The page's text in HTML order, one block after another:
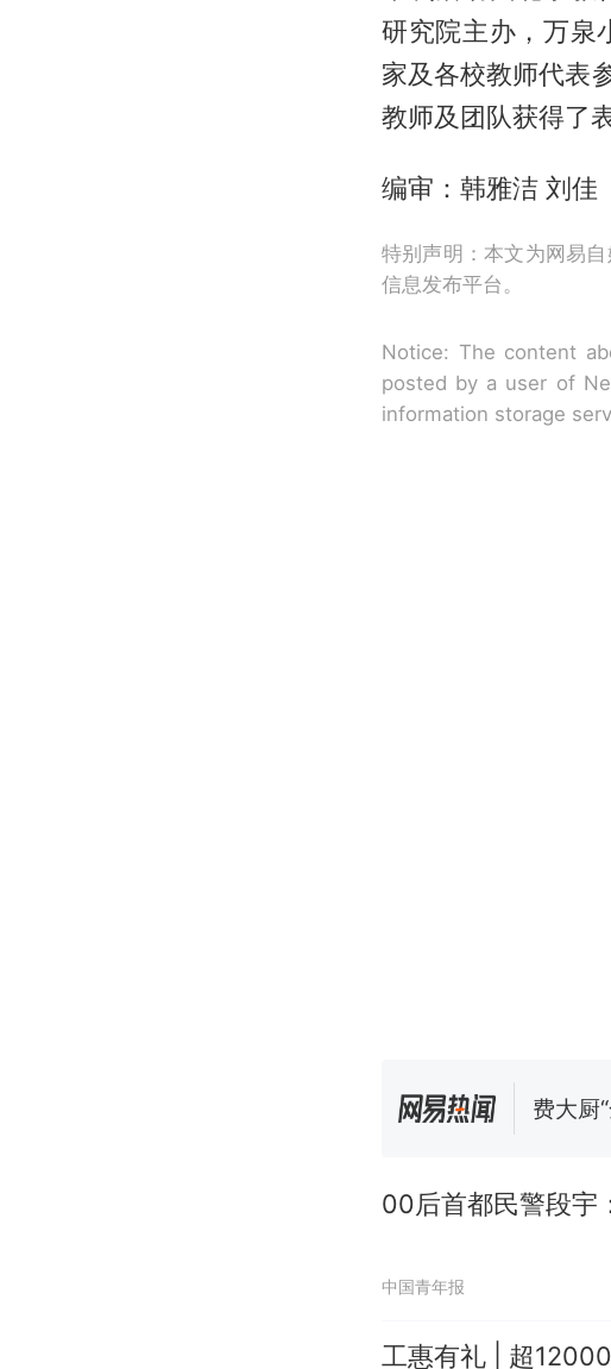
研究院主办，万泉
家及各校教师代表
教师及团队获得了表
编审：韩雅洁 刘佳
特别声明：本文为网易
信息发布平台。
Notice: The content
posted by a user of
information storage
搬
佛山一
招聘，
那
00后首都民警段宇
中国青年报
工惠有礼 | 超